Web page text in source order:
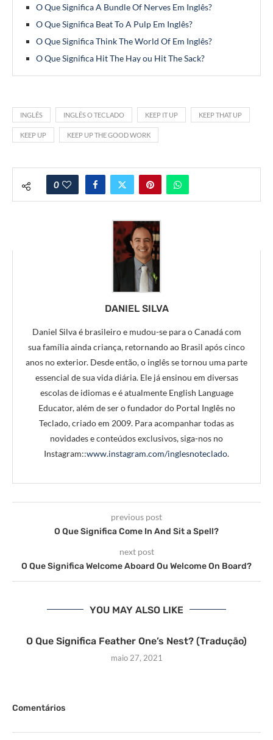
O Que Significa A Bundle Of Nerves Em Inglês?
O Que Significa Beat To A Pulp Em Inglês?
O Que Significa Think The World Of Em Inglês?
O Que Significa Hit The Hay ou Hit The Sack?
INGLÊS INGLÊS O TECLADO KEEP IT UP KEEP THAT UP
KEEP UP KEEP UP THE GOOD WORK
0
DANIEL SILVA
Daniel Silva é brasileiro e mudou-se para o Canadá com
sua família ainda criança, retornando ao Brasil após cinco
anos no exterior. Desde então, o inglês se tornou uma parte
essencial de sua vida diária. Ele já ensinou em diversas
escolas de idiomas e é atualmente English Language
Educator, além de ser o fundador do Portal Inglês no
Teclado, criado em 2009. Para acompanhar todas as
novidades e conteúdos exclusivos, siga-nos no
Instagram::www.instagram.com/inglesnoteclado.
previous post
O Que Significa Come In And Sit a Spell?
next post
O Que Significa Welcome Aboard Ou Welcome On Board?
YOU MAY ALSO LIKE
O Que Significa Feather One’s Nest? (Tradução)
maio 27, 2021
Comentários